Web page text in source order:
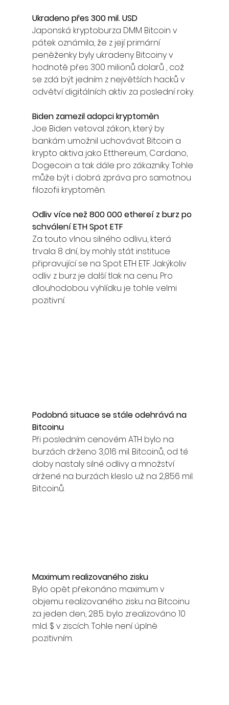
Ukradeno přes 300 mil. USD
Japonská kryptoburza DMM Bitcoin v
pátek oznámila, že z její primární
peněženky byly ukradeny Bitcoiny v
hodnotě přes 300 milionů dolarů , což
se zdá být jedním z největších hacků v
odvětví digitálních aktiv za poslední roky.
Biden zamezil adopci kryptoměn
Joe Biden vetoval zákon, který by
bankám umožnil uchovávat Bitcoin a
krypto aktiva jako Etthereum, Cardano,
Dogecoin a tak dále pro zákazníky. Tohle
může být i dobrá zpráva pro samotnou
filozofii kryptoměn.
Odliv více než 800 000 ethereí z burz po
schválení ETH Spot ETF
Za touto vlnou silného odlivu, která
trvala 8 dní, by mohly stát instituce
připravující se na Spot ETH ETF. Jakýkoliv
odliv z burz je další tlak na cenu. Pro
dlouhodobou vyhlídku je tohle velmi
pozitivní.
Podobná situace se stále odehrává na
Bitcoinu
Při posledním cenovém ATH bylo na
burzách drženo 3,016 mil. Bitcoinů, od té
doby nastaly silné odlivy a množství
držené na burzách kleslo už na 2,856 mil.
Bitcoinů.
Maximum realizovaného zisku
Bylo opět překonáno maximum v
objemu realizovaného zisku na Bitcoinu
za jeden den, 28.5. bylo zrealizováno 10
mld. $ v ziscích. Tohle není úplně
pozitivním.